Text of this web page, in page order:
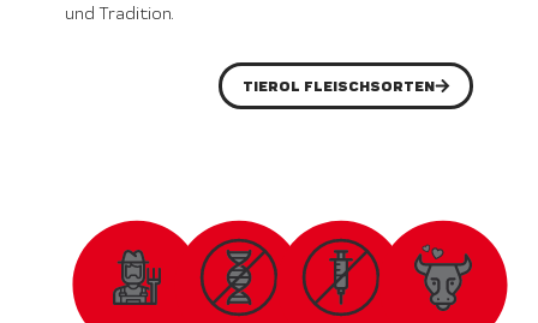
und Tradition.
TIEROL FLEISCHSORTEN